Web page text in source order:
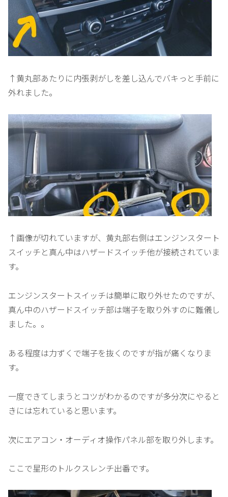
↑黄丸部あたりに内張剥がしを差し込んでバキっと手前に
外れました。
↑画像が切れていますが、黄丸部右側はエンジンスタート
スイッチと真ん中はハザードスイッチ他が接続されていま
す。
エンジンスタートスイッチは簡単に取り外せたのですが、
真ん中のハザードスイッチ部は端子を取り外すのに難儀し
ました。。
ある程度は力ずくで端子を抜くのですが指が痛くなりま
す。
一度できてしまうとコツがわかるのですが多分次にやると
きには忘れていると思います。
次にエアコン・オーディオ操作パネル部を取り外します。
ここで星形のトルクスレンチ出番です。